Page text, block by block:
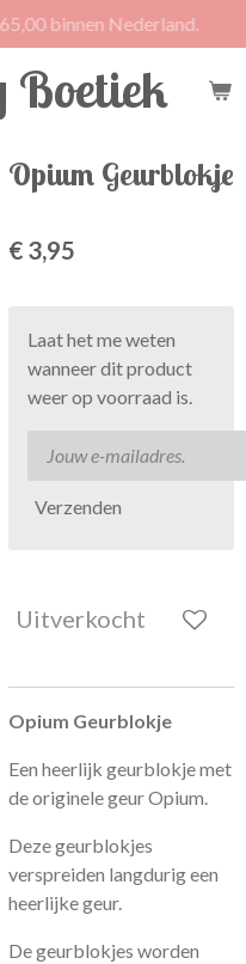
binnen Nederland.
Opium Geurblokje
€ 3,95
Laat het me weten
wanneer dit product
weer op voorraad is.
Verzenden
Uitverkocht
Opium Geurblokje
Een heerlijk geurblokje met
de originele geur Opium.
Deze geurblokjes
verspreiden langdurig een
heerlijke geur.
De geurblokjes worden